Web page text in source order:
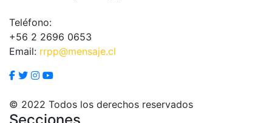
Teléfono:
+56 2 2696 0653
Email: rrpp@mensaje.cl
© 2022 Todos los derechos reservados